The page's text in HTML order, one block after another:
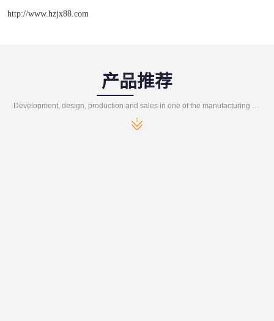
http://www.hzjx88.com
产品推荐
Development, design, production and sales in one of the manufacturing enterprises